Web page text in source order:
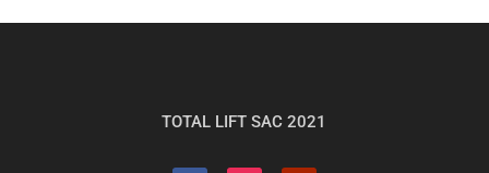
TOTAL LIFT SAC 2021